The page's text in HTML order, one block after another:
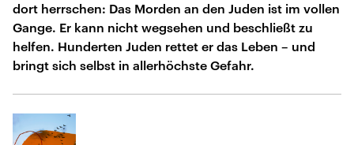
dort herrschen: Das Morden an den Juden ist im vollen
Gange. Er kann nicht wegsehen und beschließt zu
helfen. Hunderten Juden rettet er das Leben – und
bringt sich selbst in allerhöchste Gefahr.